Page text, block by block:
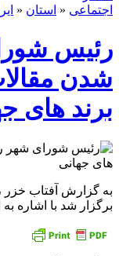
اجتماعی « استان «
رئیس
شدن
برند های
به گزارش آفتاب خزر
برگزار شد با اشاره